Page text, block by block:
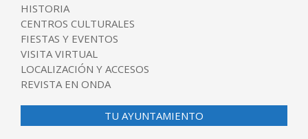
HISTORIA
CENTROS CULTURALES
FIESTAS Y EVENTOS
VISITA VIRTUAL
LOCALIZACIÓN Y ACCESOS
REVISTA EN ONDA
TU AYUNTAMIENTO